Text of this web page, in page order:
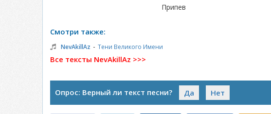
Припев
Смотри также:
NevAkillAz - Тени Великого Имени
Все тексты NevAkillAz >>>
Опрос: Верный ли текст песни? Да Нет